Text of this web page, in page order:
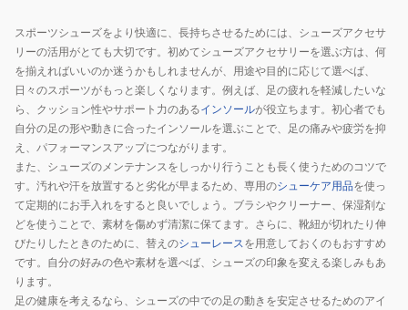
2262
スポーツシューズをより快適に、長持ちさせるためには、シューズアクセサ
リーの活用がとても大切です。初めてシューズアクセサリーを選ぶ方は、何
を揃えればいいのか迷うかもしれませんが、用途や目的に応じて選べば、
日々のスポーツがもっと楽しくなります。例えば、足の疲れを軽減したいな
ら、クッション性やサポート力のあるインソールが役立ちます。初心者でも
自分の足の形や動きに合ったインソールを選ぶことで、足の痛みや疲労を抑
え、パフォーマンスアップにつながります。
また、シューズのメンテナンスをしっかり行うことも長く使うためのコツで
す。汚れや汗を放置すると劣化が早まるため、専用のシューケア用品を使っ
て定期的にお手入れをすると良いでしょう。ブラシやクリーナー、保湿剤な
どを使うことで、素材を傷めず清潔に保てます。さらに、靴紐が切れたり伸
びたりしたときのために、替えのシューレースを用意しておくのもおすすめ
です。自分の好みの色や素材を選べば、シューズの印象を変える楽しみもあ
ります。
足の健康を考えるなら、シューズの中での足の動きを安定させるためのアイ